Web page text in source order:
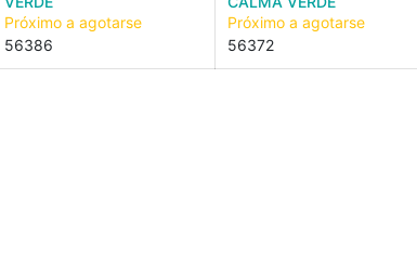
Próximo a agotarse
56386
Próximo a agotarse
56372